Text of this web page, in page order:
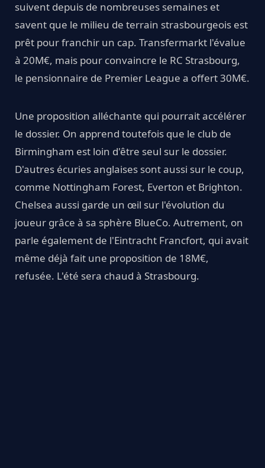
suivent depuis de nombreuses semaines et
savent que le milieu de terrain strasbourgeois est
prêt pour franchir un cap. Transfermarkt l'évalue
à 20M€, mais pour convaincre le RC Strasbourg,
le pensionnaire de Premier League a offert 30M€.
Une proposition alléchante qui pourrait accélérer
le dossier. On apprend toutefois que le club de
Birmingham est loin d'être seul sur le dossier.
D'autres écuries anglaises sont aussi sur le coup,
comme Nottingham Forest, Everton et Brighton.
Chelsea aussi garde un œil sur l'évolution du
joueur grâce à sa sphère BlueCo. Autrement, on
parle également de l'Eintracht Francfort, qui avait
même déjà fait une proposition de 18M€,
refusée. L'été sera chaud à Strasbourg.